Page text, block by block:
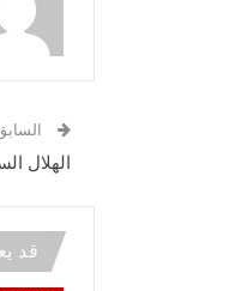
الهلال
قد